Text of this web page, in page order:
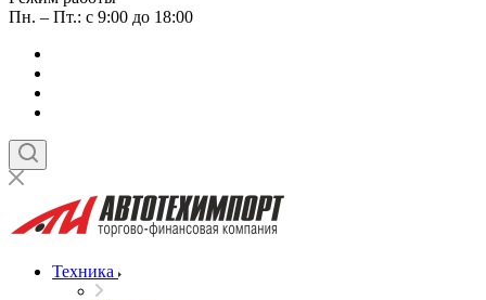
Пн. – Пт.: с 9:00 до 18:00
Техника